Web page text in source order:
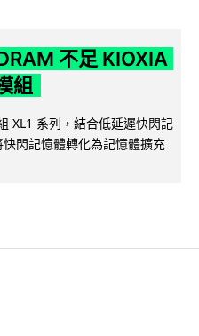
不足 KIOXIA
組
XL1 系列，結合低延遲快閃記
快閃記憶體轉化為記憶體擴充